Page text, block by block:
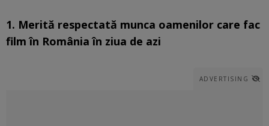
1. Merită respectată munca oamenilor care fac
film în România în ziua de azi
ADVERTISING